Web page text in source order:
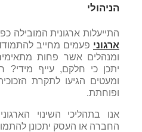
הניהולי
התייעלות ארגונית המובילה
ארגוני פעמים מחייב
ומנהלים אשר פחות מתאימים
יתכן כי חלקם, עייף מידי?
ומעטים הגיעו לתקרת
ופוחתת.
אנו בתהליכי השינוי
החברה או העסק יתכונן